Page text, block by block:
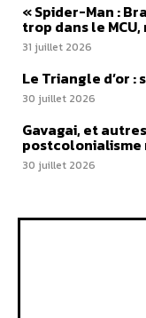
« Spider-Man :
trop dans le
31 juillet 2026
Le Triangle d’or :
30 juillet 2026
Gavagai, et
postcolonialisme
30 juillet 2026